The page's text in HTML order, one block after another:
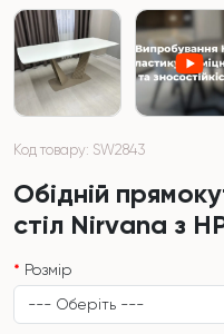
Код товару: SW2843
Обідній
стіл Nirvana з
Розмір